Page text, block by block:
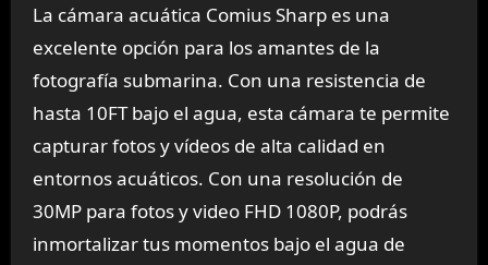
La cámara acuática Comius Sharp es una
excelente opción para los amantes de la
fotografía submarina. Con una resistencia de
hasta 10FT bajo el agua, esta cámara te permite
capturar fotos y vídeos de alta calidad en
entornos acuáticos. Con una resolución de
30MP para fotos y video FHD 1080P, podrás
inmortalizar tus momentos bajo el agua de